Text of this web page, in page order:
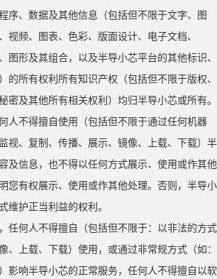
序、数据及其他信息（包括但不限于文字、图
视频、图表、色彩、版面设计、电子文档、
图形及其组合，以及半导小芯平台的其他标识、
的所有权利所有知识产权（包括但不限于版权、
密及其他所有相关权利）均归半导小芯或所有。
人不得擅自使用（包括但不限于通过任何机器
视、复制、传播、展示、镜像、上载、下载）半
及信息，也不得以任何方式展示、使用或作其他
您有权展示、使用或作其他处理。否则，半导小
维护正当利益的权利。
任何人不得擅自（包括但不限于：以非法的方式
、上载、下载）使用，或通过非常规方式（如：
影响半导小芯的正常服务，任何人不得擅自以软